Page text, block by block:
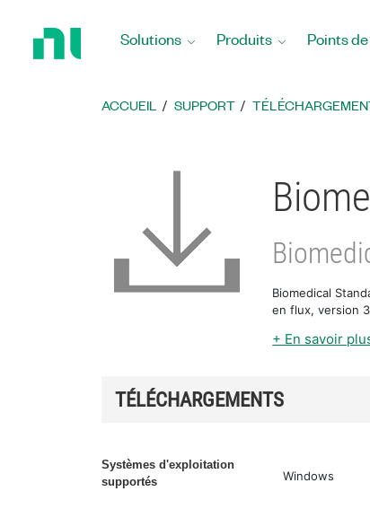
Solutions Produits Points
ACCUEIL SUPPORT
Biomedical
en flux, version
+ En savoir
TÉLÉCHARGEMENTS
Systèmes d'exploitation
supportés
Windows